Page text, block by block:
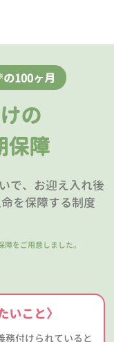
の100ヶ月
の
保障
で、お迎え入れ後
を保障する制度
障をご用意しました。
いこと〉
務付けられていると